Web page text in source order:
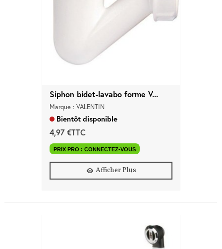
Siphon bidet-lavabo forme V...
Marque : VALENTIN
Bientôt disponible
4,97 €TTC
PRIX PRO : CONNECTEZ-VOUS
Afficher Plus